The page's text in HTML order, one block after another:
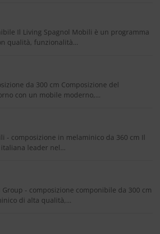
Il Living Spagnol Mobili è un programma
qualità, funzionalità…
da 300 cm Composizione del
con un mobile moderno,…
- composizione in melaminico da 360 cm Il
leader nel…
Group - composizione componibile da 300 cm
di alta qualità,…